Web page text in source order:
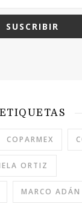
ETIQUETAS
COPARMEX
ORTIZ
MARCO